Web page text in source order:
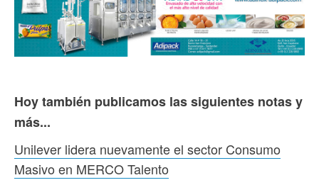
Hoy también publicamos las siguientes notas y
más...
Unilever lidera nuevamente el sector Consumo
Masivo en MERCO Talento